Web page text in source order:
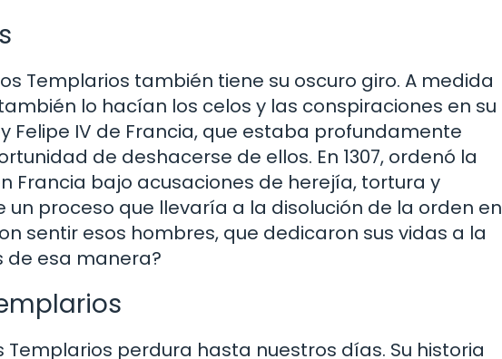
Templarios también tiene su oscuro giro. A medida
lo hacían los celos y las conspiraciones en su
Felipe IV de Francia, que estaba profundamente
de deshacerse de ellos. En 1307, ordenó la
Francia bajo acusaciones de herejía, tortura y
un proceso que llevaría a la disolución de la orden en
sentir esos hombres, que dedicaron sus vidas a la
de esa manera?
perdura hasta nuestros días. Su historia